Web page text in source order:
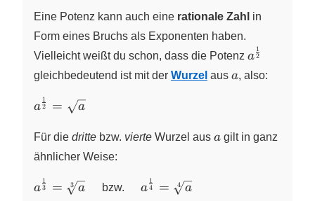
\right) =
3^{10}
Eine Potenz kann auch eine rationale Zahl in
Form eines Bruchs als Exponenten haben.
Vielleicht weißt du schon, dass die Potenz
{2}}
a2
1
gleichbedeutend ist mit der Wurzel aus a
a, also:
a^{\frac{1}
\sqrt{a}
a2
1 = a
Für die dritte bzw. vierte Wurzel aus a
a gilt in ganz
ähnlicher Weise:
a^{\frac{1}
a3
1 = 3 a bzw.
\quad
a 4
1 = 4 a